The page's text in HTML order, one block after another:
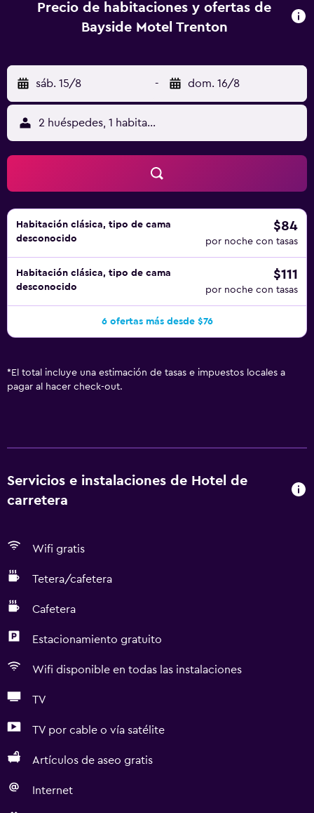
Precio de habitaciones y ofertas de
Bayside Motel Trenton
sáb. 15/8 - dom. 16/8
2 huéspedes, 1 habitación
Habitación clásica, tipo de cama
desconocido
$84
por noche con tasas
Habitación clásica, tipo de cama
desconocido
$111
por noche con tasas
6 ofertas más desde $76
* El total incluye una estimación de tasas e impuestos locales a
pagar al hacer check-out.
Servicios e instalaciones de Hotel de
carretera
Wifi gratis
Tetera/cafetera
Cafetera
Estacionamiento gratuito
Wifi disponible en todas las instalaciones
TV
TV por cable o vía satélite
Artículos de aseo gratis
Internet